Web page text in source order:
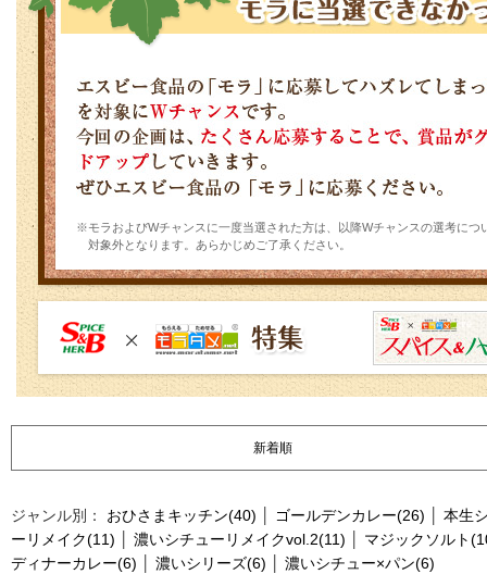
※モラおよびWチャンスに一度当選された方は、以降Wチャンスの選考につ
対象外となります。あらかじめご了承ください。
新着順
ジャンル別： おひさまキッチン(40) ゴールデンカレー(26)
本生
ーリメイク(11)
濃いシチューリメイクvol.2(11)
マジックソルト
ディナーカレー(6)
濃いシリーズ(6) 濃いシチュー×パン(6)